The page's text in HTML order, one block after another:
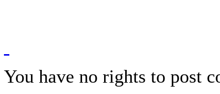
You have no rights to post